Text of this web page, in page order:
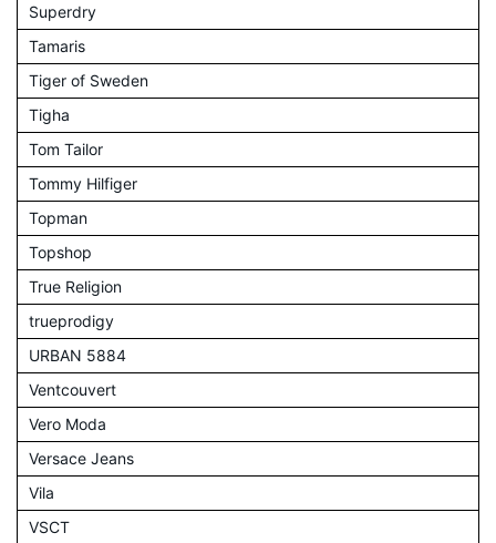
Superdry
Tamaris
Tiger of Sweden
Tigha
Tom Tailor
Tommy Hilfiger
Topman
Topshop
True Religion
trueprodigy
URBAN 5884
Ventcouvert
Vero Moda
Versace Jeans
Vila
VSCT